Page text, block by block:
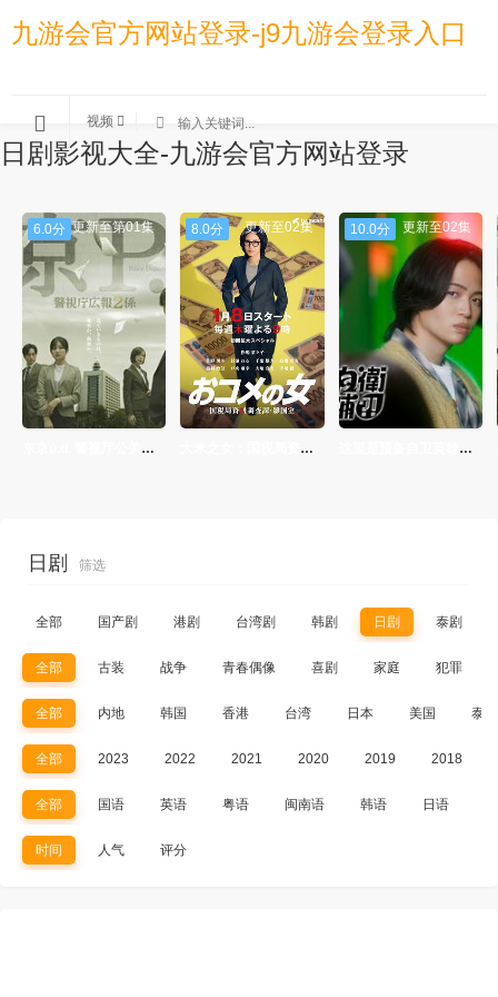
日剧影视大全-九游会官方网站登录
九游会官方网站登录-j9九游会登录入口
视频
6.0分 更新至第01集
东京p.d. 警视厅公关二课
8.0分 更新至02集
大米之女：国税局资料调查课·杂国室
10.0分 更新至02集
这里是预备自卫英雄补？！
日剧 筛选
全部 国产剧 港剧 台湾剧 韩剧 日剧 泰剧
全部 古装 战争 青春偶像 喜剧 家庭 犯罪
全部 内地 韩国 香港 台湾 日本 美国 泰国
全部 2023 2022 2021 2020 2019 2018
全部 国语 英语 粤语 闽南语 韩语 日语
时间 人气 评分